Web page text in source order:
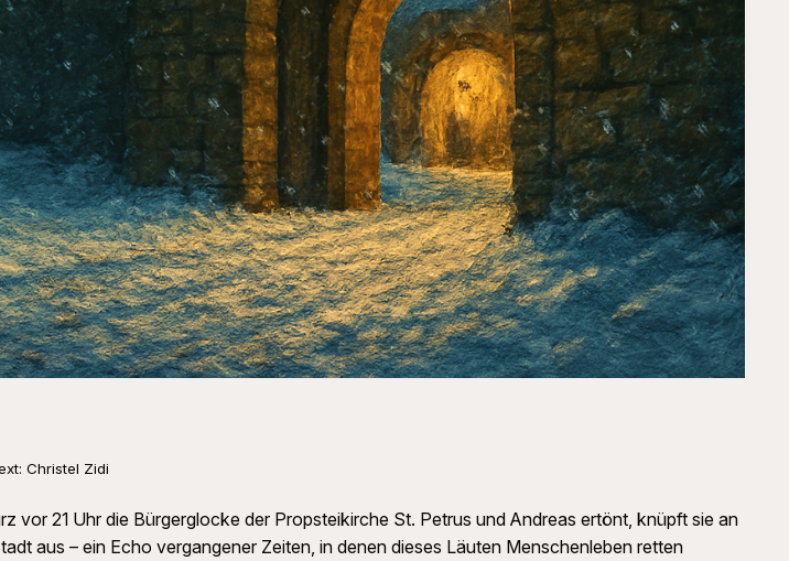
Christel Zidi
vor 21 Uhr die Bürgerglocke der Propsteikirche St. Petrus und Andreas ertönt, knüpft sie an
aus – ein Echo vergangener Zeiten, in denen dieses Läuten Menschenleben retten